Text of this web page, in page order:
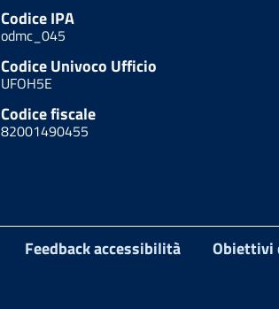
Codice IPA
odmc_045
Codice Univoco Ufficio
UFOH5E
Codice fiscale
82001490455
Feedback accessibilità Obiettivi